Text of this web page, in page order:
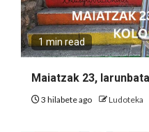
1 min read
Maiatzak 23,
3 hilabete ago Ludoteka